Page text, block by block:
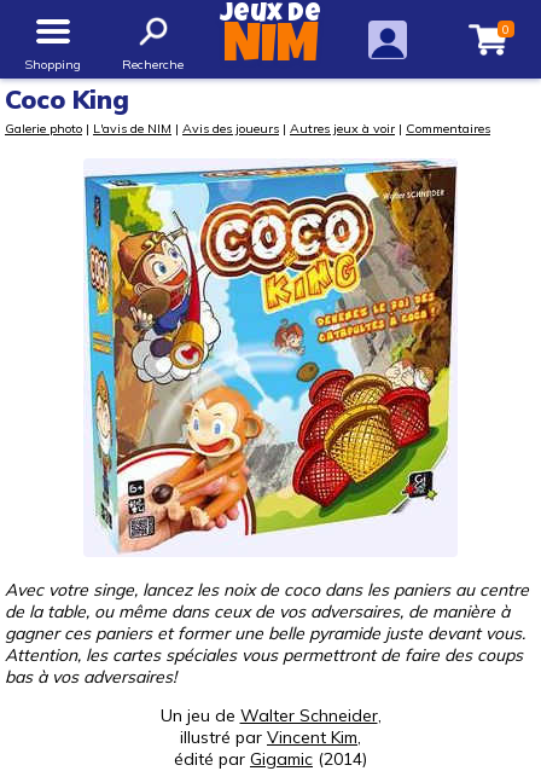
Shopping Recherche
Jeux de
NIM 0
Coco King
Galerie photo | L'avis de NIM | Avis des joueurs | Autres jeux à voir | Commentaires
Avec votre singe, lancez les noix de coco dans les paniers au centre
de la table, ou même dans ceux de vos adversaires, de manière à
gagner ces paniers et former une belle pyramide juste devant vous.
Attention, les cartes spéciales vous permettront de faire des coups
bas à vos adversaires!
Un jeu de Walter Schneider,
illustré par Vincent Kim,
édité par Gigamic (2014)